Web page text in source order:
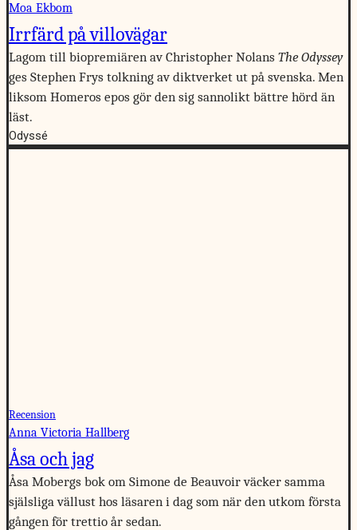
Moa Ekbom
Irrfärd på villovägar
Lagom till biopremiären av Christopher Nolans The Odyssey
ges Stephen Frys tolkning av diktverket ut på svenska. Men
liksom Homeros epos gör den sig sannolikt bättre hörd än
läst.
Odyssé
Recension
Anna Victoria Hallberg
Åsa och jag
Åsa Mobergs bok om Simone de Beauvoir väcker samma
själsliga vällust hos läsaren i dag som när den utkom första
gången för trettio år sedan.